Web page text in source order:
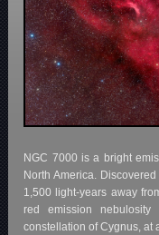
NGC 7000 is a bright
North America.
1,500 light-years away
red emission
constellation of Cygnus, at